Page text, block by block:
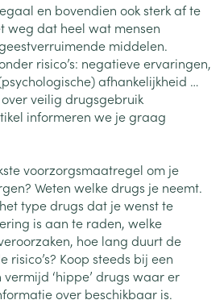
en bovendien ook sterk af te
weg dat heel wat mensen
middelen.
risico’s: negatieve ervaringen,
afhankelijkheid …
veilig drugsgebruik
informeren we je graag
voorzorgsmaatregel om je
Weten welke drugs je neemt.
type drugs dat je wenst te
is aan te raden, welke
hoe lang duurt de
Koop steeds bij een
‘hippe’ drugs waar er
over beschikbaar is.